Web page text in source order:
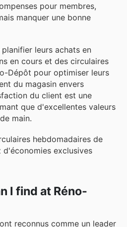
pour membres,
manquer une bonne
leurs achats en
en cours et des circulaires
Dépôt pour optimiser leurs
du magasin envers
du client est une
que d'excellentes valeurs
main.
hebdomadaires de
exclusives
I find at Réno-
reconnus comme un leader